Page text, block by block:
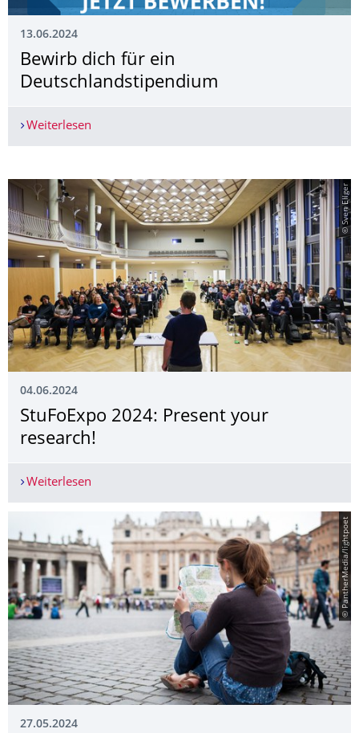
13.06.2024
Bewirb dich für ein
Deutschlandstipen­dium
Weiterlesen
© Sven Ellger
04.06.2024
StuFoExpo 2024: Present your
research!
Weiterlesen
© PantherMedia/lightpoet
27.05.2024